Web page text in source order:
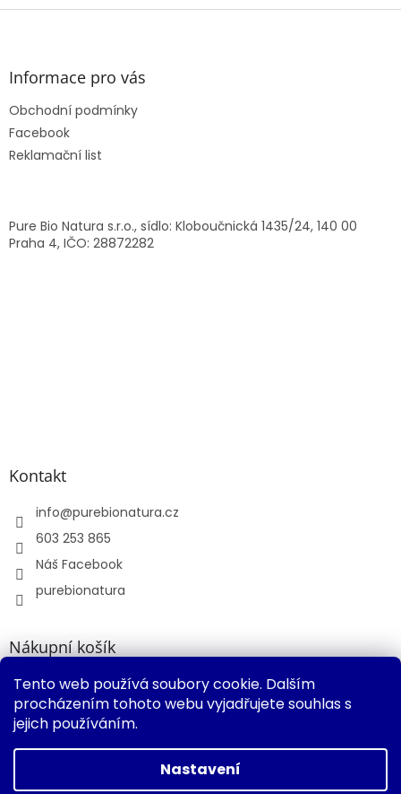
Tento web používá soubory cookie. Dalším
procházením tohoto webu vyjadřujete souhlas s
jejich používáním.
Nastavení
Z
Informace pro vás
Obchodní podmínky
Facebook
Reklamační list
Pure Bio Natura s.r.o., sídlo: Kloboučnická 1435/24, 140 00
Praha 4, IČO: 28872282
Kontakt
info@purebionatura.cz
603 253 865
Náš Facebook
purebionatura
Nákupní košík
0KS /0 KČ
Vytvořil Shoptet